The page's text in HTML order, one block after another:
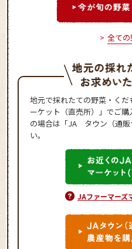
全て
地元で採れたての野菜・く
ーケット（直売所）」でご
の場合は「JA タウン（通販
い。
JAファーマーズ